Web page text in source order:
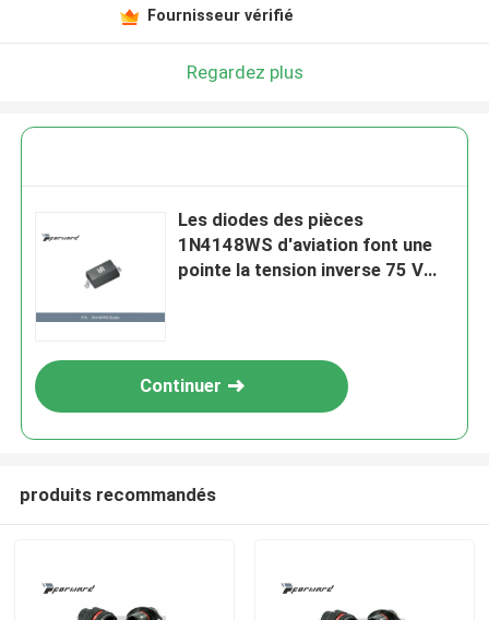
Fournisseur vérifié
Regardez plus
Les diodes des pièces
1N4148WS d'aviation font une
pointe la tension inverse 75 V
Continuer
produits recommandés